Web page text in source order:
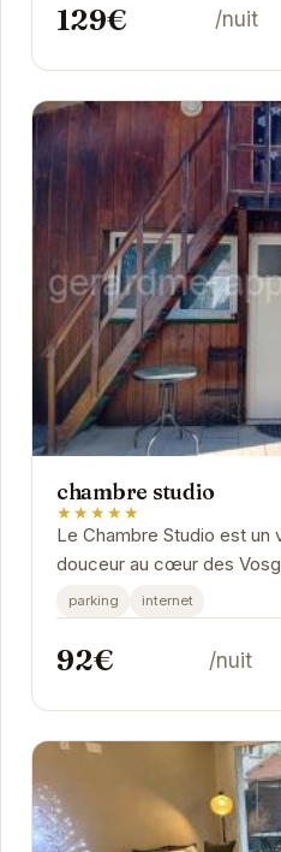
129€ /nuit
chambre studio
★★★★★
Le Chambre Studio est un
douceur au cœur des
privilégié vous permet de
parking internet
92€ /nuit